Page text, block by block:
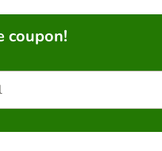
coupon!